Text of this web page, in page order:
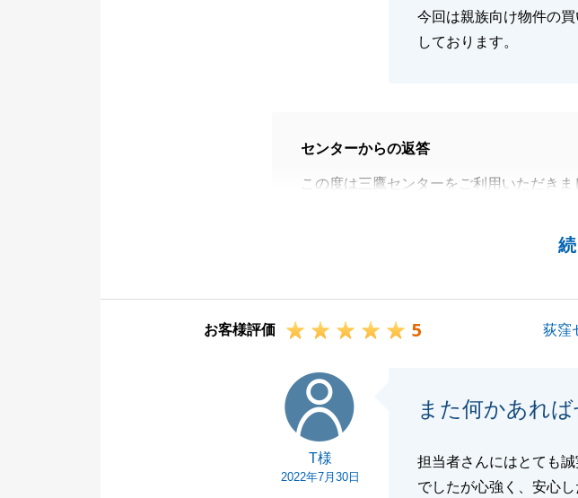
今回は親族向け物件の
しております。
センターからの返答
この度は三鷹センターをご利用いただきま
ご契約からお引渡しまで、T様には迅速に
今後ともどうぞ宜しくお願い致します。
お客様評価 5 荻窪
T様
2022年7月30日
また何かあれ
担当者さんにはとても
でしたが心強く、安心し